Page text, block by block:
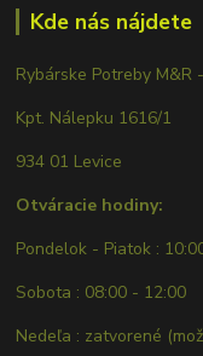
Kde nás nájdete
Rybárske Potreby M&R
Kpt. Nálepku 1616/1
934 01 Levice
Otváracie hodiny:
Pondelok - Piatok :
Sobota : 08:00 - 12:00
Nedeľa : zatvorené